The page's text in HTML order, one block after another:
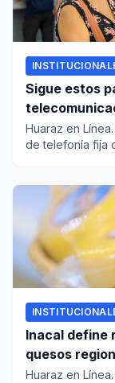
Sigue estos
averías
Huaraz en
de telefonía fija
Inacal define
quesos
Huaraz en